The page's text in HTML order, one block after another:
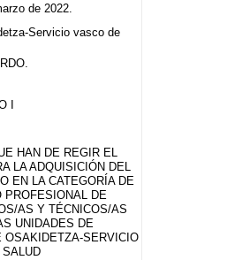
de 2022.
Servicio vasco de
I
HAN DE REGIR EL
LA ADQUISICIÓN DEL
EN LA CATEGORÍA DE
PROFESIONAL DE
AS Y TÉCNICOS/AS
UNIDADES DE
OSAKIDETZA-SERVICIO